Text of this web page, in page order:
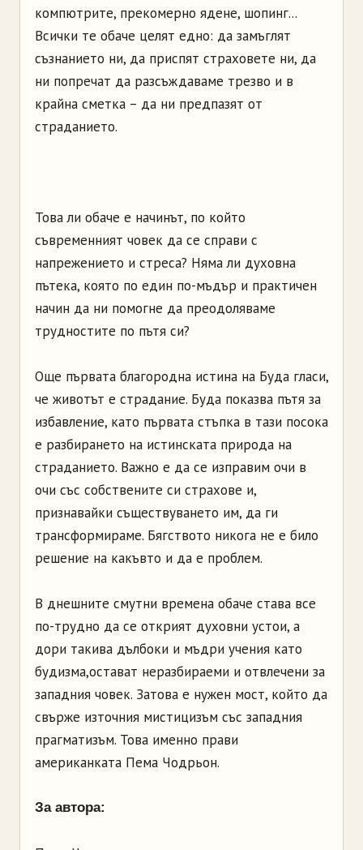
компютрите, прекомерно ядене, шопинг...
Всички те обаче целят едно: да замъглят
съзнанието ни, да приспят страховете ни, да
ни попречат да разсъждаваме трезво и в
крайна сметка – да ни предпазят от
страданието.
Това ли обаче е начинът, по който
съвременният човек да се справи с
напрежението и стреса? Няма ли духовна
пътека, която по един по-мъдър и практичен
начин да ни помогне да преодоляваме
трудностите по пътя си?
Още първата благородна истина на Буда гласи,
че животът е страдание. Буда показва пътя за
избавление, като първата стъпка в тази посока
е разбирането на истинската природа на
страданието. Важно е да се изправим очи в
очи със собствените си страхове и,
признавайки съществуването им, да ги
трансформираме. Бягството никога не е било
решение на какъвто и да е проблем.
В днешните смутни времена обаче става все
по-трудно да се открият духовни устои, а
дори такива дълбоки и мъдри учения като
будизма,остават неразбираеми и отвлечени за
западния човек. Затова е нужен мост, който да
свърже източния мистицизъм със западния
прагматизъм. Това именно прави
американката Пема Чодрьон.
За автора: